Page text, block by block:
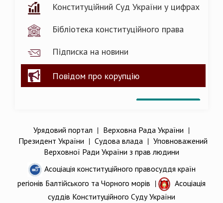
Конституційний Суд України у цифрах
Бібліотека конституційного права
Підписка на новини
Повідом про корупцію
Урядовий портал | Верховна Рада України |
Президент України | Судова влада| Уповноважений
Верховної Ради України з прав людини
Асоціація конституційного правосуддя країн
регіонів Балтійського та Чорного морів |
Асоціація
суддів Конституційного Суду України